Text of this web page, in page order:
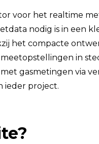
voor het realtime
nodig is in een
het compacte
in
gasmetingen via
ieder project.